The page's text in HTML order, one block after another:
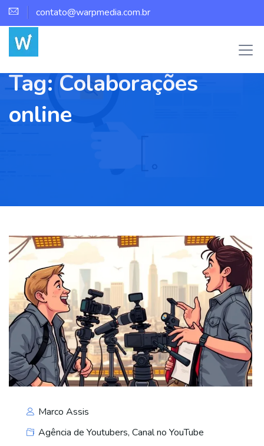
contato@warpmedia.com.br
Tag:Colaborações
online
Marco Assis
Agência de Youtubers, Canal no YouTube